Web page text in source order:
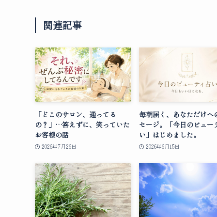
関連記事
「どこのサロン、通ってる
の？」…答えずに、笑っていた
お客様の話
2026年7月26日
毎朝届く、あなただけへ
セージ。「今日のビュー
い」はじめました。
2026年6月15日